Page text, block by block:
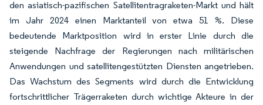
den asiatisch-pazifischen Satellitentragraketen-Markt und hält
im Jahr 2024 einen Marktanteil von etwa 51 %. Diese
bedeutende Marktposition wird in erster Linie durch die
steigende Nachfrage der Regierungen nach militärischen
Anwendungen und satellitengestützten Diensten angetrieben.
Das Wachstum des Segments wird durch die Entwicklung
fortschrittlicher Trägerraketen durch wichtige Akteure in der